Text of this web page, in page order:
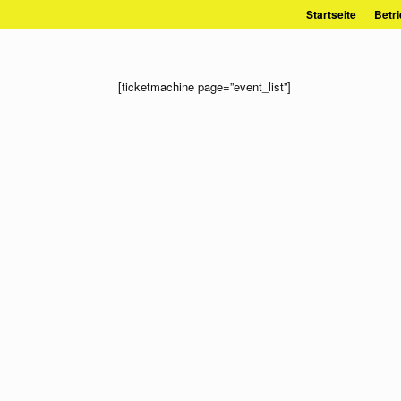
Inhalt
Startseite
[ticketmachine page=”event_list”]